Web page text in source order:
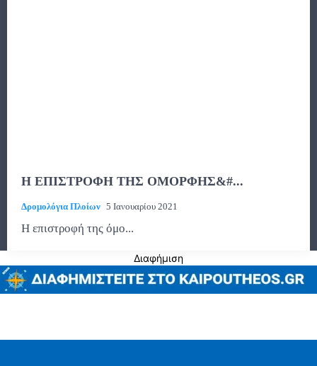
Η ΕΠΙΣΤΡΟΦΗ ΤΗΣ ΟΜΟΡΦΗΣ&#...
Δρομολόγια Πλοίων 5 Ιανουαρίου 2021
Η επιστροφή της όμο...
Διαφήμιση